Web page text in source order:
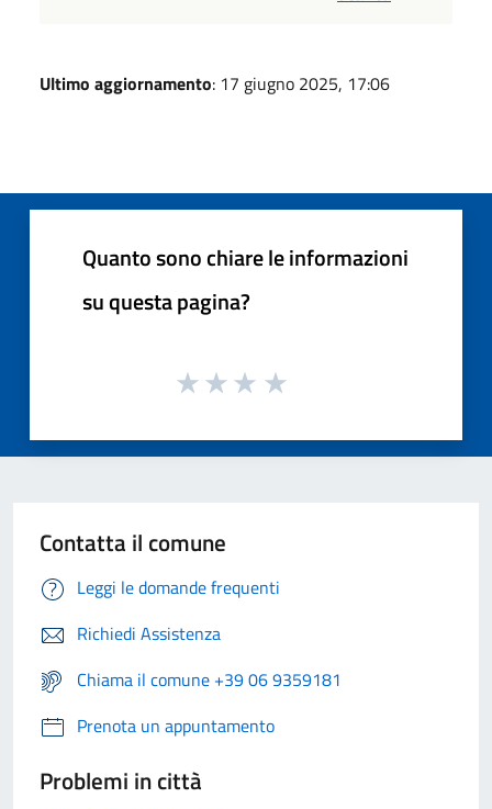
Ultimo aggiornamento: 17 giugno 2025, 17:06
Quanto sono chiare le informazioni
su questa pagina?
Contatta il comune
Leggi le domande frequenti
Richiedi Assistenza
Chiama il comune +39 06 9359181
Prenota un appuntamento
Problemi in città